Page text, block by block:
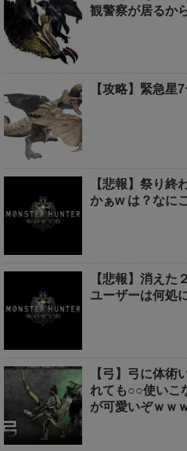
観警察が居るか
【攻略】緊急
【悲報】祭り終
かぁw は？なに
【悲報】消え
ユーザーは何処
【弓】弓に体術
れても○○使いこ
が可愛いぞｗｗ